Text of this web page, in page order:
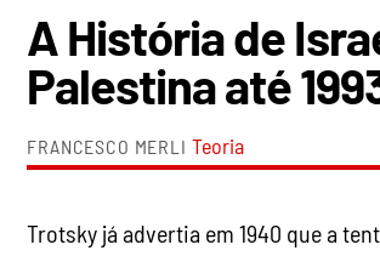
A História de
Palestina até
FRANCESCO MERLI Teoria
Trotsky já advertia em 1940 que a